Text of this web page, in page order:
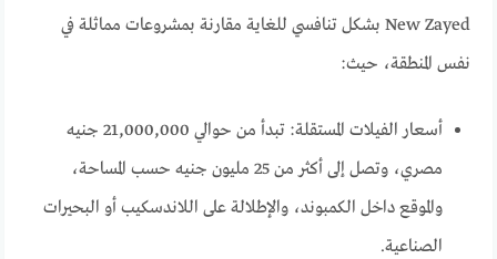
New Zayed بشكل تنافسي للغاية مقارنة بمشروعات مماثلة في
نفس المنطقة، حيث:
أسعار الفيلات المستقلة: تبدأ من حوالي 21,000,000 جنيه
مصري، وتصل إلى أكثر من 25 مليون جنيه حسب المساحة،
والموقع داخل الكمبوند، والإطلالة على اللاندسكيب أو البحيرات
الصناعية.